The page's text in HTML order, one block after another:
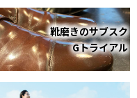
靴磨きのサブスク
Gトライアル